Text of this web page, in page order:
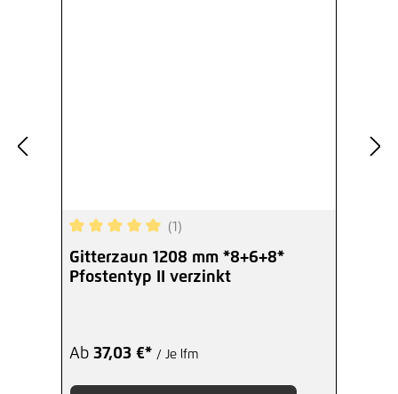
Durchschnittliche Bewertung von 5 von 5
(1)
Gitterzaun 1208 mm *8+6+8*
Pfostentyp II verzinkt
Ab 37,03 €* / Je lfm